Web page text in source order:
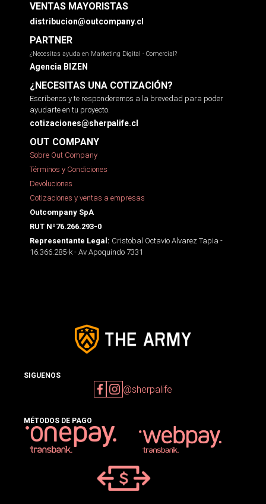
VENTAS MAYORISTAS
distribucion@outcompany.cl
PARTNER
¿Necesitas ayuda en Marketing Digital - Comercial?
Agencia BIZEN
¿NECESITAS UNA COTIZACIÓN?
Escríbenos y te responderemos a la brevedad para poder
ayudarte en tu proyecto.
cotizaciones@sherpalife.cl
OUT COMPANY
Sobre Out Company
Términos y Condiciones
Devoluciones
Cotizaciones y ventas a empresas
Outcompany SpA
RUT Nº76.266.293-0
Representante Legal: Cristobal Octavio Alvarez Tapia -
16.366.285-k - Av Apoquindo 7331
SIGUENOS
@sherpalife
MÉTODOS DE PAGO